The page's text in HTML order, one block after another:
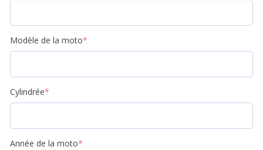
Modèle de la moto*
Cylindrée*
Année de la moto*